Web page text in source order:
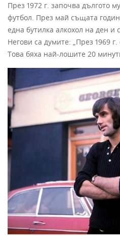
През 1972 г. започва дългото
футбол. През май същата
една бутилка алкохол на ден
Негови са думите: „През 1969
Това бяха най-лошите 20